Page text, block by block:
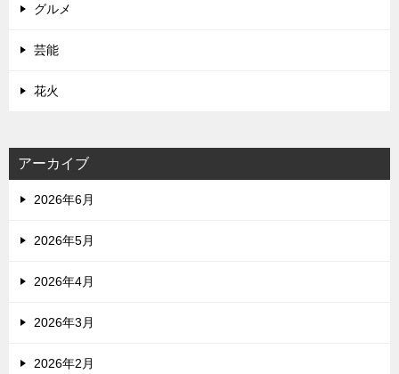
グルメ
芸能
花火
アーカイブ
2026年6月
2026年5月
2026年4月
2026年3月
2026年2月